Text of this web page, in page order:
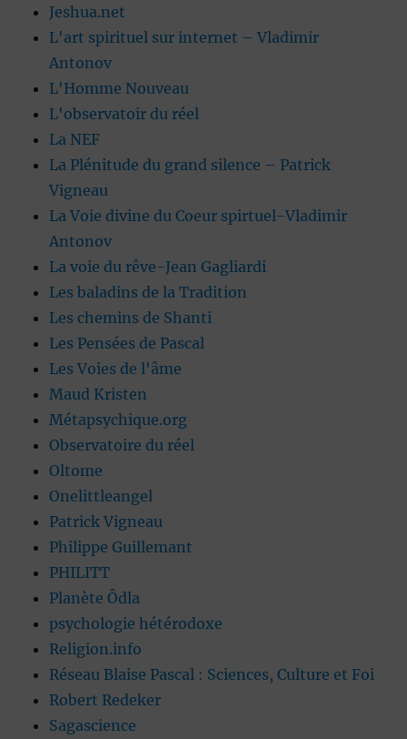
Jeshua.net
L'art spirituel sur internet – Vladimir
Antonov
L'Homme Nouveau
L'observatoir du réel
La NEF
La Plénitude du grand silence – Patrick
Vigneau
La Voie divine du Coeur spirtuel-Vladimir
Antonov
La voie du rêve-Jean Gagliardi
Les baladins de la Tradition
Les chemins de Shanti
Les Pensées de Pascal
Les Voies de l'âme
Maud Kristen
Métapsychique.org
Observatoire du réel
Oltome
Onelittleangel
Patrick Vigneau
Philippe Guillemant
PHILITT
Planète Ôdla
psychologie hétérodoxe
Religion.info
Réseau Blaise Pascal : Sciences, Culture et Foi
Robert Redeker
Sagascience